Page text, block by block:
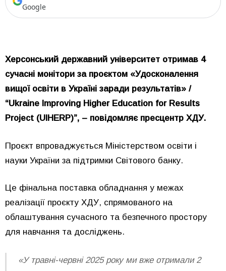
Google
Херсонський державний університет отримав 4
сучасні монітори за проєктом «Удосконалення
вищої освіти в Україні заради результатів» /
“Ukraine Improving Higher Education for Results
Project (UIHERP)”, – повідомляє пресцентр ХДУ.
Проєкт впроваджується Міністерством освіти і
науки України за підтримки Світового банку.
Це фінальна поставка обладнання у межах
реалізації проєкту ХДУ, спрямованого на
облаштування сучасного та безпечного простору
для навчання та досліджень.
«У травні-червні 2025 року ми вже отримали 2